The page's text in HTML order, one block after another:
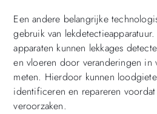
Een andere belangrijke
gebruik van
apparaten kunnen lekkages
en vloeren door veranderingen
meten. Hierdoor kunnen
identificeren en repareren
veroorzaken.